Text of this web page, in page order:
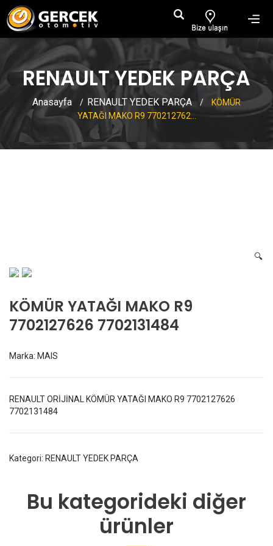
RENAULT YEDEK PARÇA
Anasayfa / RENAULT YEDEK PARÇA /
KÖMÜR
YATAĞI MAKO R9 770212762...
🔍
KÖMÜR YATAĞI MAKO R9
7702127626 7702131484
Marka: MAIS
RENAULT ORİJİNAL KÖMÜR YATAĞI MAKO R9 7702127626
7702131484
Kategori: RENAULT YEDEK PARÇA
Bu kategorideki diğer
ürünler